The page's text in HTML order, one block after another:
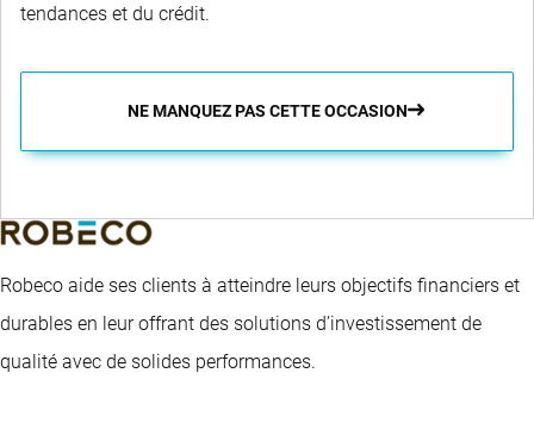
tendances et du crédit.
NE MANQUEZ PAS CETTE OCCASION
Robeco aide ses clients à atteindre leurs objectifs financiers et
durables en leur offrant des solutions d’investissement de
qualité avec de solides performances.